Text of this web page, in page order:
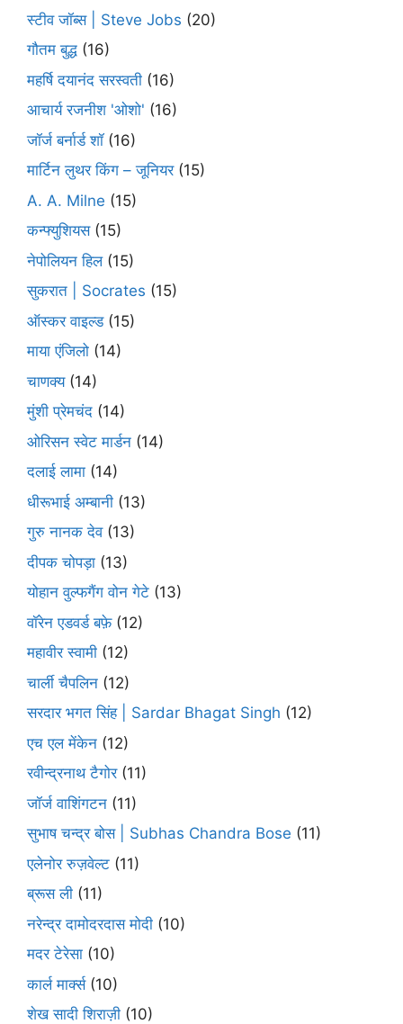
स्टीव जॉब्स | Steve Jobs (20)
गौतम बुद्ध (16)
महर्षि दयानंद सरस्वती (16)
आचार्य रजनीश 'ओशो' (16)
जॉर्ज बर्नार्ड शॉ(16)
मार्टिन लुथर किंग – जूनियर(15)
A. A. Milne (15)
कन्फ्युशियस(15)
नेपोलियन हिल(15)
सुकरात | Socrates (15)
ऑस्कर वाइल्ड(15)
माया एंजिलो (14)
चाणक्य(14)
मुंशी प्रेमचंद (14)
ओरिसन स्‍वेट मार्डन (14)
दलाई लामा (14)
धीरूभाई अम्बानी (13)
गुरु नानक देव(13)
दीपक चोपड़ा (13)
योहान वुल्फगैंग वोन गेटे (13)
वॉरेन एडवर्ड बफ़े(12)
महावीर स्वामी (12)
चार्ली चैपलिन (12)
सरदार भगत सिंह | Sardar Bhagat Singh (12)
एच एल मेंकेन (12)
रवीन्द्रनाथ टैगोर(11)
जॉर्ज वाशिंगटन (11)
सुभाष चन्द्र बोस | Subhas Chandra Bose (11)
एलेनोर रुज़वेल्ट (11)
ब्रूस ली (11)
नरेन्द्र दामोदरदास मोदी (10)
मदर टेरेसा (10)
कार्ल मार्क्स(10)
शेख सादी शिराज़ी (10)